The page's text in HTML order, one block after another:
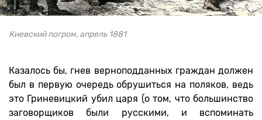
Киевский погром, апрель 1881
Казалось бы, гнев верноподданных граждан должен
был в первую очередь обрушиться на поляков, ведь
это Гриневицкий убил царя (о том, что большинство
заговорщиков были русскими, и вспоминать